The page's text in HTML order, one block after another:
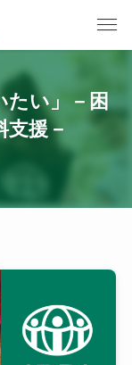
たい」－困
援－